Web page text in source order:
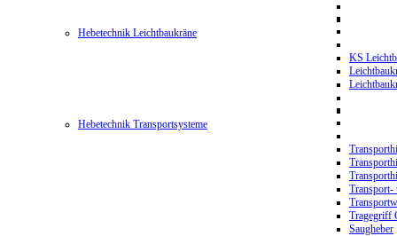
Hebetechnik Leichtbaukräne
KS
Hebetechnik Transportsysteme
Transport-
Tragegriff
Saugheber